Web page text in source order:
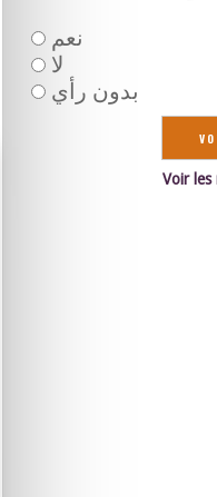
نعم
لا
بدون رأي
Voir les